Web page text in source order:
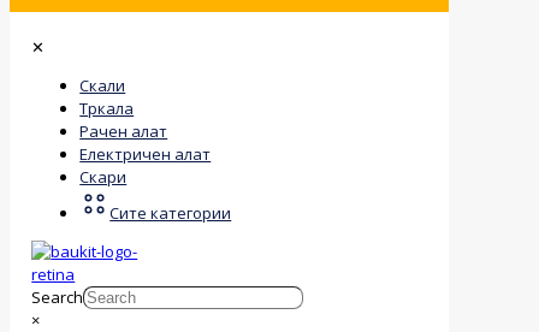
✕
Скали
Тркала
Рачен алат
Електричен алат
Скари
Сите категории
Search
×